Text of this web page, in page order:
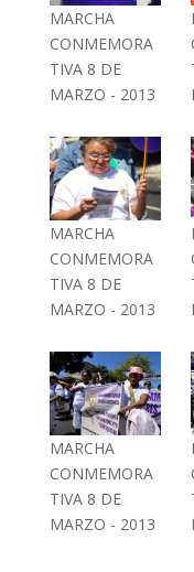
MARCHA
CONMEMORA
TIVA 8 DE
MARZO - 2013
MARCHA
CONMEMORA
TIVA 8 DE
MARZO - 2013
MARCHA
CONMEMORA
TIVA 8 DE
MARZO - 2013